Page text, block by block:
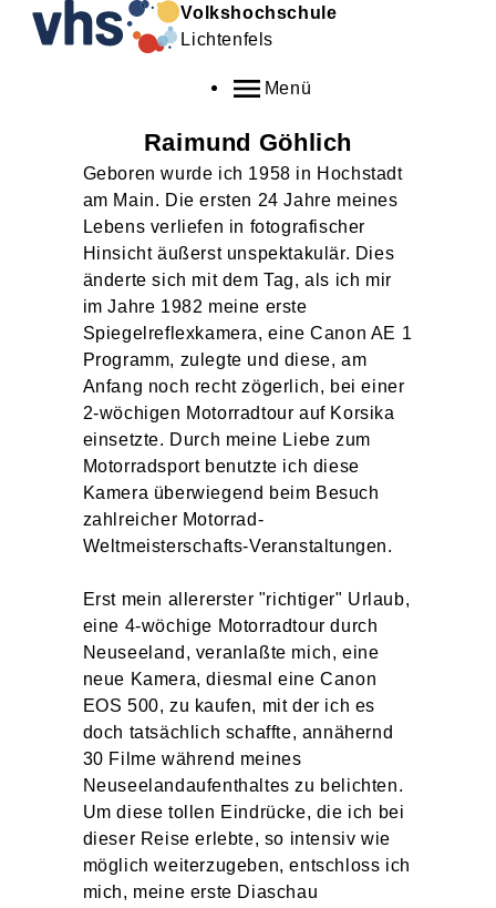
Volkshochschule
Lichtenfels
Menü
Raimund Göhlich
Geboren wurde ich 1958 in Hochstadt
am Main. Die ersten 24 Jahre meines
Lebens verliefen in fotografischer
Hinsicht äußerst unspektakulär. Dies
änderte sich mit dem Tag, als ich mir
im Jahre 1982 meine erste
Spiegelreflexkamera, eine Canon AE 1
Programm, zulegte und diese, am
Anfang noch recht zögerlich, bei einer
2-wöchigen Motorradtour auf Korsika
einsetzte. Durch meine Liebe zum
Motorradsport benutzte ich diese
Kamera überwiegend beim Besuch
zahlreicher Motorrad-
Weltmeisterschafts-Veranstaltungen.
Erst mein allererster "richtiger" Urlaub,
eine 4-wöchige Motorradtour durch
Neuseeland, veranlaßte mich, eine
neue Kamera, diesmal eine Canon
EOS 500, zu kaufen, mit der ich es
doch tatsächlich schaffte, annähernd
30 Filme während meines
Neuseelandaufenthaltes zu belichten.
Um diese tollen Eindrücke, die ich bei
dieser Reise erlebte, so intensiv wie
möglich weiterzugeben, entschloss ich
mich, meine erste Diaschau